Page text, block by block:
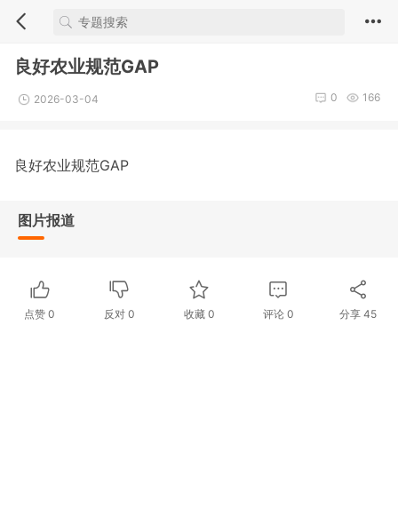
良好农业规范GAP
2026-03-04 166
0
良好农业规范GAP
图片报道
点赞0 反对 0 收藏 0 评论0 分享45